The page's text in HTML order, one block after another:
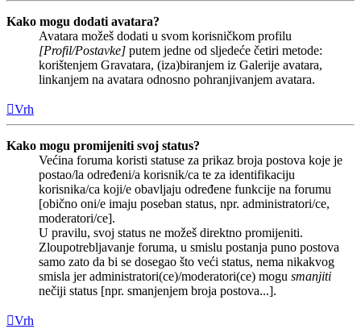
Kako mogu dodati avatara?
Avatara možeš dodati u svom korisničkom profilu
[Profil/Postavke] putem jedne od sljedeće četiri metode:
korištenjem Gravatara, (iza)biranjem iz Galerije avatara,
linkanjem na avatara odnosno pohranjivanjem avatara.
Vrh
Kako mogu promijeniti svoj status?
Većina foruma koristi statuse za prikaz broja postova koje je
postao/la određeni/a korisnik/ca te za identifikaciju
korisnika/ca koji/e obavljaju određene funkcije na forumu
[obično oni/e imaju poseban status, npr. administratori/ce,
moderatori/ce].
U pravilu, svoj status ne možeš direktno promijeniti.
Zloupotrebljavanje foruma, u smislu postanja puno postova
samo zato da bi se dosegao što veći status, nema nikakvog
smisla jer administratori(ce)/moderatori(ce) mogu smanjiti
nečiji status [npr. smanjenjem broja postova...].
Vrh